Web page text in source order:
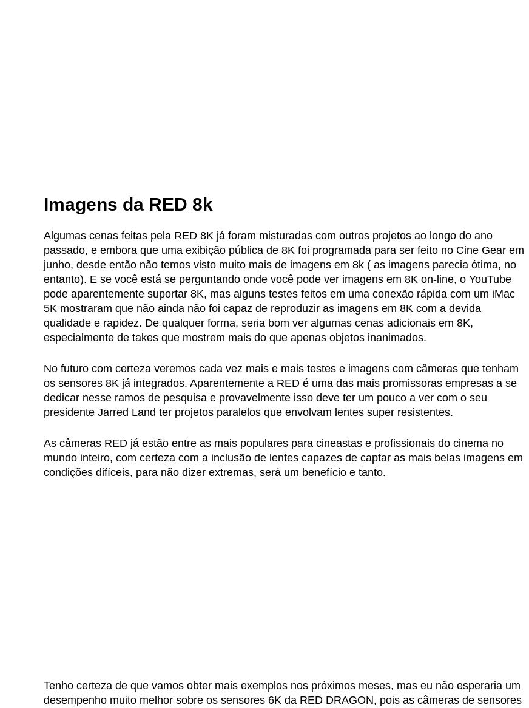
Imagens da RED 8k
Algumas cenas feitas pela RED 8K já foram misturadas com outros projetos ao longo do ano
passado, e embora que uma exibição pública de 8K foi programada para ser feito no Cine Gear em
junho, desde então não temos visto muito mais de imagens em 8k ( as imagens parecia ótima, no
entanto). E se você está se perguntando onde você pode ver imagens em 8K on-line, o YouTube
pode aparentemente suportar 8K, mas alguns testes feitos em uma conexão rápida com um iMac
5K mostraram que não ainda não foi capaz de reproduzir as imagens em 8K com a devida
qualidade e rapidez. De qualquer forma, seria bom ver algumas cenas adicionais em 8K,
especialmente de takes que mostrem mais do que apenas objetos inanimados.
No futuro com certeza veremos cada vez mais e mais testes e imagens com câmeras que tenham
os sensores 8K já integrados. Aparentemente a RED é uma das mais promissoras empresas a se
dedicar nesse ramos de pesquisa e provavelmente isso deve ter um pouco a ver com o seu
presidente Jarred Land ter projetos paralelos que envolvam lentes super resistentes.
As câmeras RED já estão entre as mais populares para cineastas e profissionais do cinema no
mundo inteiro, com certeza com a inclusão de lentes capazes de captar as mais belas imagens em
condições difíceis, para não dizer extremas, será um benefício e tanto.
Tenho certeza de que vamos obter mais exemplos nos próximos meses, mas eu não esperaria um
desempenho muito melhor sobre os sensores 6K da RED DRAGON, pois as câmeras de sensores